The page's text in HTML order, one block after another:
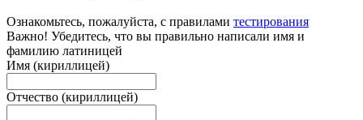
Ознакомьтесь, пожалуйста, с правилами тестирования
Важно! Убедитесь, что вы правильно написали имя и
фамилию латиницей
Имя (кириллицей)
Отчество (кириллицей)